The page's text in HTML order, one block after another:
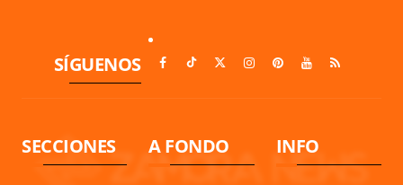
SÍGUENOS
SECCIONES A FONDO INFO